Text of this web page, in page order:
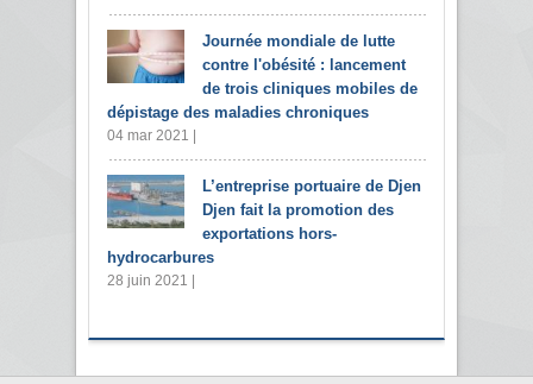
Journée mondiale de lutte
contre l'obésité : lancement
de trois cliniques mobiles de
dépistage des maladies chroniques
04 mar 2021 |
L’entreprise portuaire de Djen
Djen fait la promotion des
exportations hors-
hydrocarbures
28 juin 2021 |